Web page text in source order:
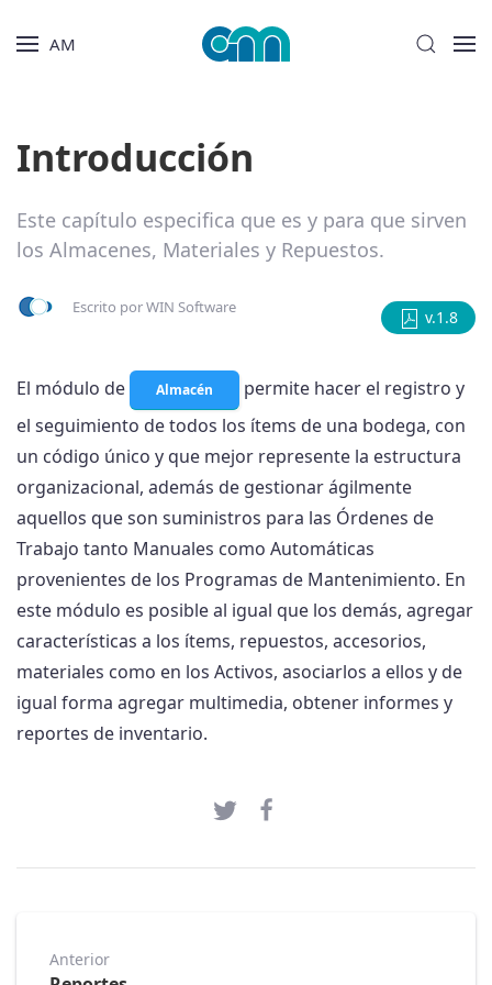
AM
Introducción
Este capítulo especifica que es y para que sirven
los Almacenes, Materiales y Repuestos.
Escrito porWIN Software v.1.8
El módulo de Almacén
permite hacer el registro y
el seguimiento de todos los ítems de una bodega, con
un código único y que mejor represente la estructura
organizacional, además de gestionar ágilmente
aquellos que son suministros para las Órdenes de
Trabajo tanto Manuales como Automáticas
provenientes de los Programas de Mantenimiento. En
este módulo es posible al igual que los demás, agregar
características a los ítems, repuestos, accesorios,
materiales como en los Activos, asociarlos a ellos y de
igual forma agregar multimedia, obtener informes y
reportes de inventario.
Anterior